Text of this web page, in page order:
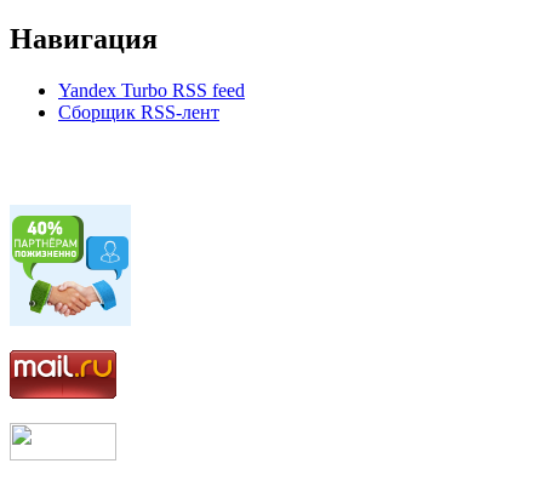
Навигация
Yandex Turbo RSS feed
Сборщик RSS-лент